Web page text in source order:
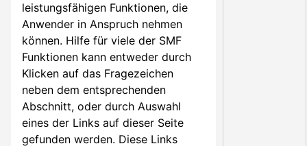
leistungsfähigen Funktionen, die
Anwender in Anspruch nehmen
können. Hilfe für viele der SMF
Funktionen kann entweder durch
Klicken auf das Fragezeichen
neben dem entsprechenden
Abschnitt, oder durch Auswahl
eines der Links auf dieser Seite
gefunden werden. Diese Links